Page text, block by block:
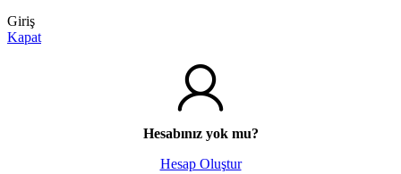
Giriş
Kapat
Hesabınız yok mu?
Hesap Oluştur